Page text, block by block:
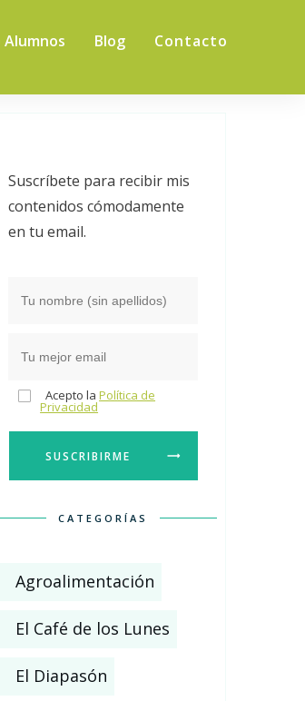
Alumnos Blog Contacto
Suscríbete para recibir mis
contenidos cómodamente
en tu email.
Acepto la Política de
Privacidad
SUSCRIBIRME
CATEGORÍAS
Agroalimentación
El Café de los Lunes
El Diapasón